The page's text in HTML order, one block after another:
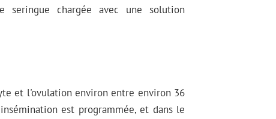
seringue chargée avec une solution
et l'ovulation environ entre environ 36
est programmée, et dans le